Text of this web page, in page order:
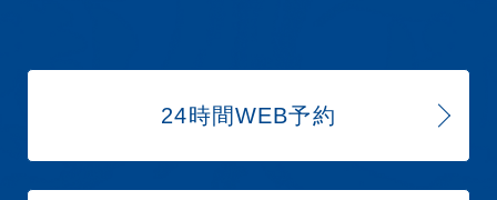
24時間WEB予約